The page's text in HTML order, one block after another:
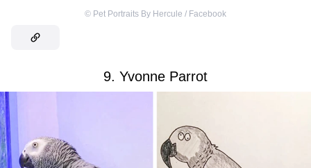
© Pet Portraits By Hercule / Facebook
9. Yvonne Parrot